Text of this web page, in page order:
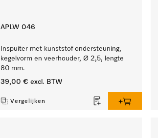
APLW 046
Inspuiter met kunststof ondersteuning,
kegelvorm en veerhouder, Ø 2,5, lengte
80 mm.
39,00 € excl. BTW
Vergelijken